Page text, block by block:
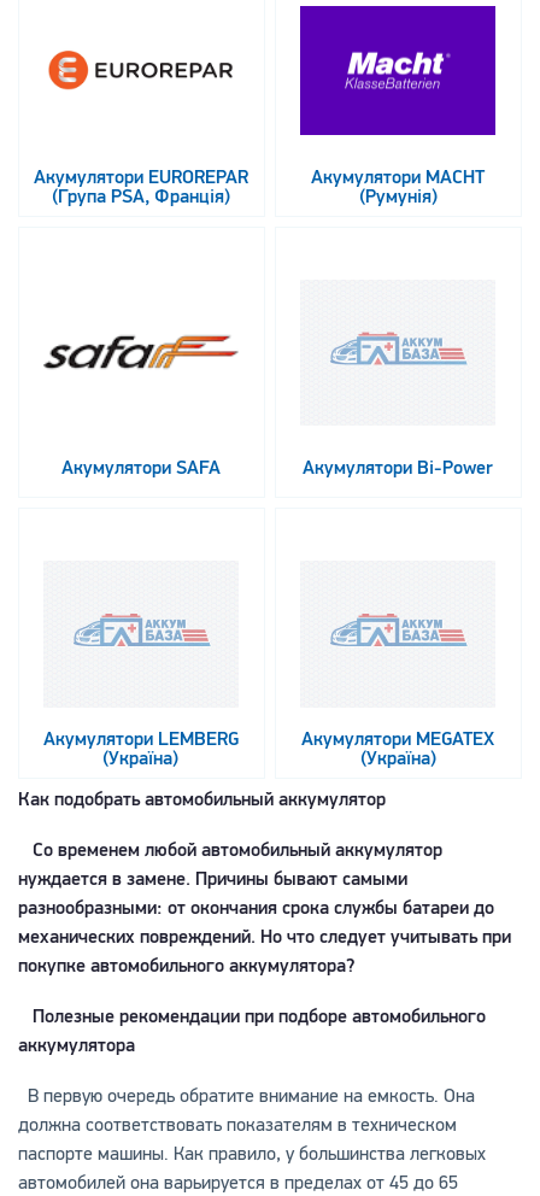
Акумулятори EUROREPAR
(Група PSA, Франція)
Акумулятори MACHT
(Румунія)
Акумулятори SAFA Акумулятори Bi-Power
Акумулятори LEMBERG
(Україна)
Акумулятори MEGATEX
(Україна)
Как подобрать автомобильный аккумулятор
Со временем любой автомобильный аккумулятор
нуждается в замене. Причины бывают самыми
разнообразными: от окончания срока службы батареи до
механических повреждений. Но что следует учитывать при
покупке автомобильного аккумулятора?
Полезные рекомендации при подборе автомобильного
аккумулятора
В первую очередь обратите внимание на емкость. Она
должна соответствовать показателям в техническом
паспорте машины. Как правило, у большинства легковых
автомобилей она варьируется в пределах от 45 до 65